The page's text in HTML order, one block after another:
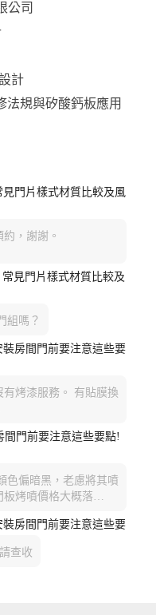
公司
計
法規與矽酸鈣板應用
門片樣式材質比較及風
，謝謝。
見門片樣式材質比較及
組嗎？
房間門前要注意這些要
烤漆服務。 有貼膜換
間門前要注意這些要點!
色偏暗黑，老慮將其噴
板烤噴價格大概落…
房間門前要注意這些要
查收